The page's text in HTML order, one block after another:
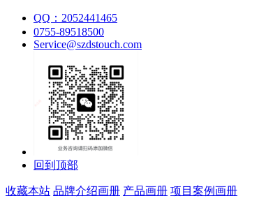
QQ：2052441465
0755-89518500
Service@szdstouch.com
回到顶部
收藏本站 品牌介绍画册 产品画册 项目案例画册